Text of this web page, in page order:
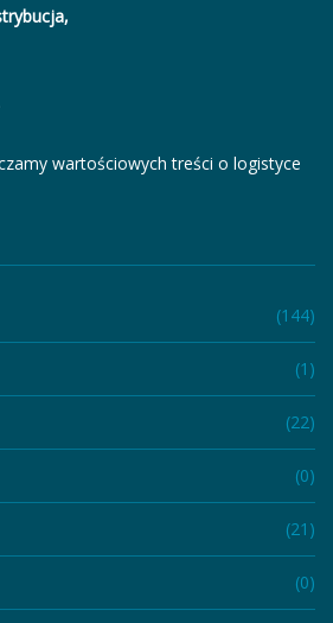
wartościowych treści o logistyce
(144)
(1)
(22)
(0)
(21)
(0)